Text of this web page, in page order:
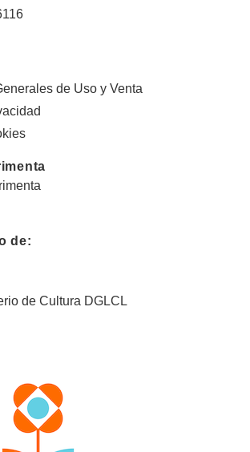
de Uso y Venta
de: